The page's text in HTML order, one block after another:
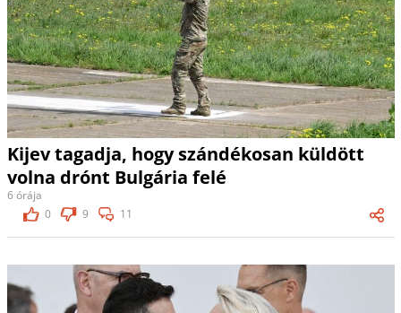
Kijev tagadja, hogy szándékosan küldött
volna drónt Bulgária felé
6 órája
0
9 11